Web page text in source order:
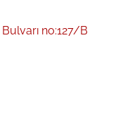
no:127/B